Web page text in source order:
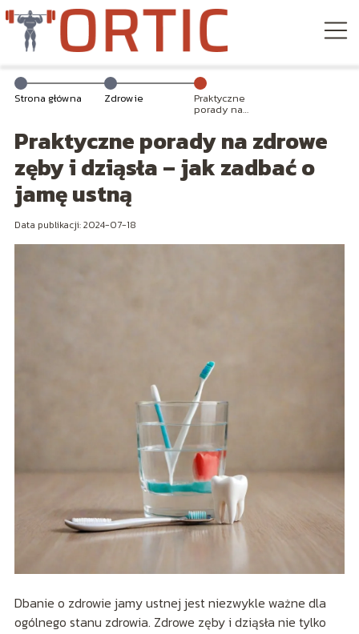
Strona główna Zdrowie Praktyczne
porady na
dziąsła – jak
zadbać o jamę
ustną
Praktyczne porady na zdrowe
zęby i dziąsła – jak zadbać o
jamę ustną
Data publikacji: 2024-07-18
Dbanie o zdrowie jamy ustnej jest niezwykle ważne dla
ogólnego stanu zdrowia. Zdrowe zęby i dziąsła nie tylko